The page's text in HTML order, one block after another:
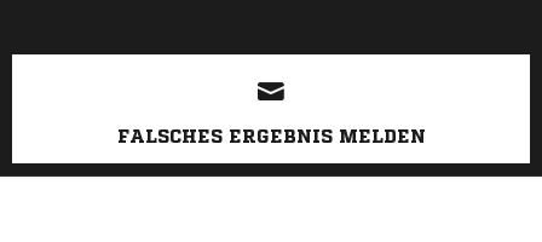
FALSCHES ERGEBNIS MELDEN